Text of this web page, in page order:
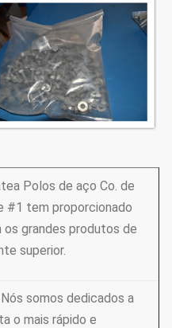
Polos de aço Co. de
#1 tem proporcionado
grandes produtos de
superior.
somos dedicados a
o mais rápido e